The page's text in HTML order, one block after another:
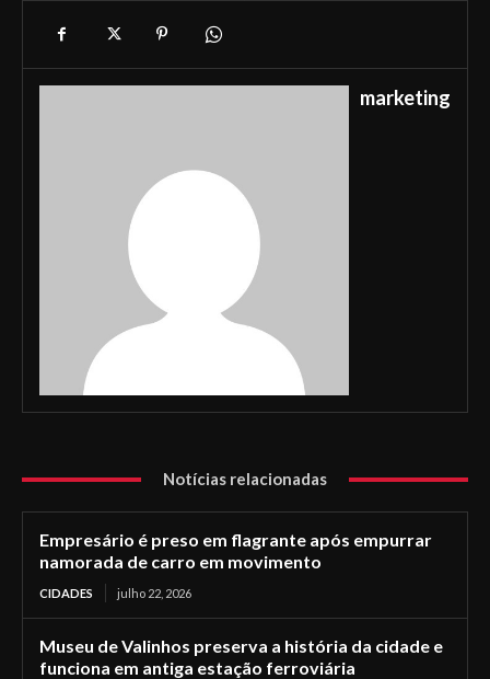
marketing
Notícias relacionadas
Empresário é preso em flagrante após empurrar
namorada de carro em movimento
CIDADES julho 22, 2026
Museu de Valinhos preserva a história da cidade e
funciona em antiga estação ferroviária